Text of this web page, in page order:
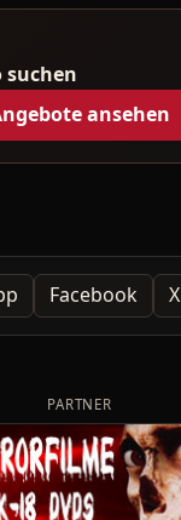
suchen
ansehen
Facebook X
PARTNER